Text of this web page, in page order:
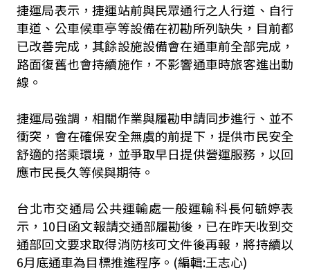
捷運局表示，捷運站前與民眾通行之人行道、自行
車道、公車候車亭等設備在初勘所列缺失，目前都
已改善完成，其餘設施設備會在通車前全部完成，
路面復舊也會持續施作，不影響通車時旅客進出動
線。
捷運局強調，相關作業與履勘申請同步進行、並不
衝突，會在確保安全無虞的前提下，提供市民安全
舒適的搭乘環境，並爭取早日提供營運服務，以回
應市民長久等候與期待。
台北市交通局公共運輸處一般運輸科長何毓婷表
示，10日函文報請交通部履勘後，已在昨天收到交
通部回文要求取得消防核可文件後再報，將持續以
6月底通車為目標推進程序。(編輯:王志心)